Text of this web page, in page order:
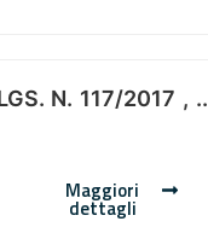
N. 117/2017 , ..
Maggiori
dettagli